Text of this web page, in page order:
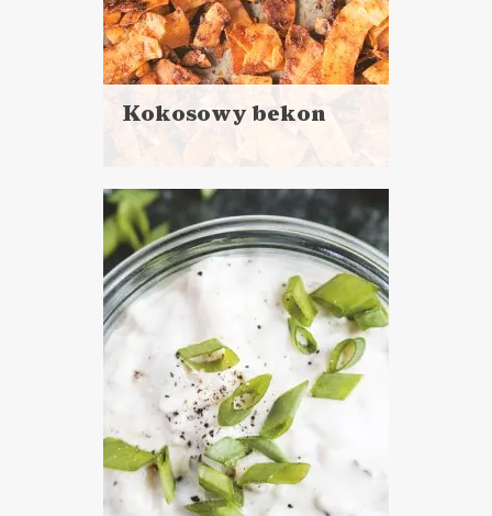
Kokosowy bekon
więcej
Czas przygotowania:
do 30 minut
SOSY I DODATKI
NIEDZIELNE GOTOWANIE ?